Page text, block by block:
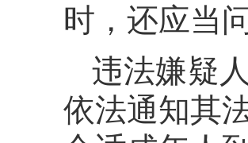
时，还应当
违法嫌疑
依法通知其